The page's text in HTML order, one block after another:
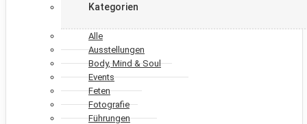
Kategorien
Alle
Ausstellungen
Body, Mind & Soul
Events
Feten
Fotografie
Führungen